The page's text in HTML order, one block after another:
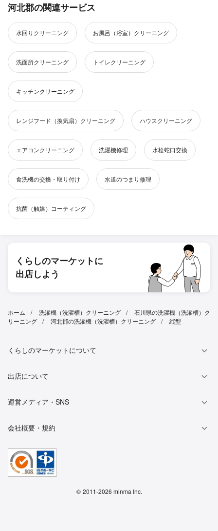
河北郡の関連サービス
水回りクリーニング お風呂（浴室）クリーニング
洗面所クリーニング トイレクリーニング
キッチンクリーニング
レンジフード（換気扇）クリーニング ハウスクリーニング
エアコンクリーニング 洗濯機修理 水栓蛇口交換
食洗機の交換・取り付け 水道のつまり修理
抗菌（触媒）コーティング
くらしのマーケットに
出店しよう
ホーム 洗濯機（洗濯槽）クリーニング
石川県の洗濯機（洗濯槽）ク
リーニング
河北郡の洗濯機（洗濯槽）クリーニング 縦型
くらしのマーケットについて
出店について
運営メディア・SNS
会社概要・規約
© 2011-2026 minma Inc.